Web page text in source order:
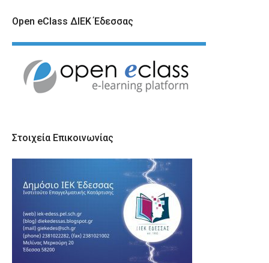
Open eClass ΔΙΕΚ Έδεσσας
Στοιχεία Επικοινωνίας